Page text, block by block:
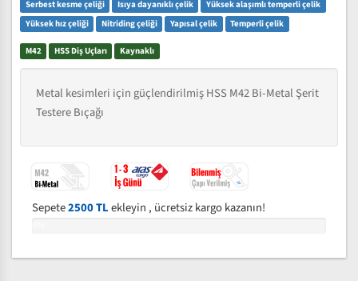
Serbest kesme çeliği
Isıya dayanıklı çelik
Yüksek alaşımlı temperli çelik
Yüksek hız çeliği
Nitriding çeliği Yapısal çelik Temperli çelik
M42 HSS Diş Uçları Kaynaklı
Metal kesimleri için güçlendirilmiş HSS M42 Bi-Metal Şerit
Testere Bıçağı
Sepete2500 TLekleyin , ücretsiz kargo kazanın!